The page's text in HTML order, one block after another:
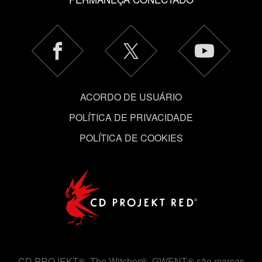
ACORDO DE USUÁRIO
POLÍTICA DE PRIVACIDADE
POLÍTICA DE COOKIES